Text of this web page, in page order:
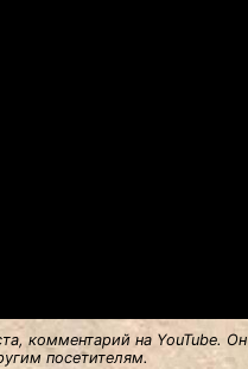
комментарий на YouTube. Он
посетителям.